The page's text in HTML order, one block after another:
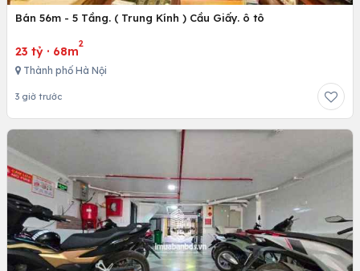
Bán 56m - 5 Tầng. ( Trung Kính ) Cầu Giấy. ô tô
23 tỷ · 68m
2
Thành phố Hà Nội
3 giờ trước